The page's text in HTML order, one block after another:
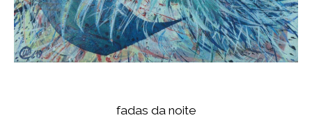
fadas da noite